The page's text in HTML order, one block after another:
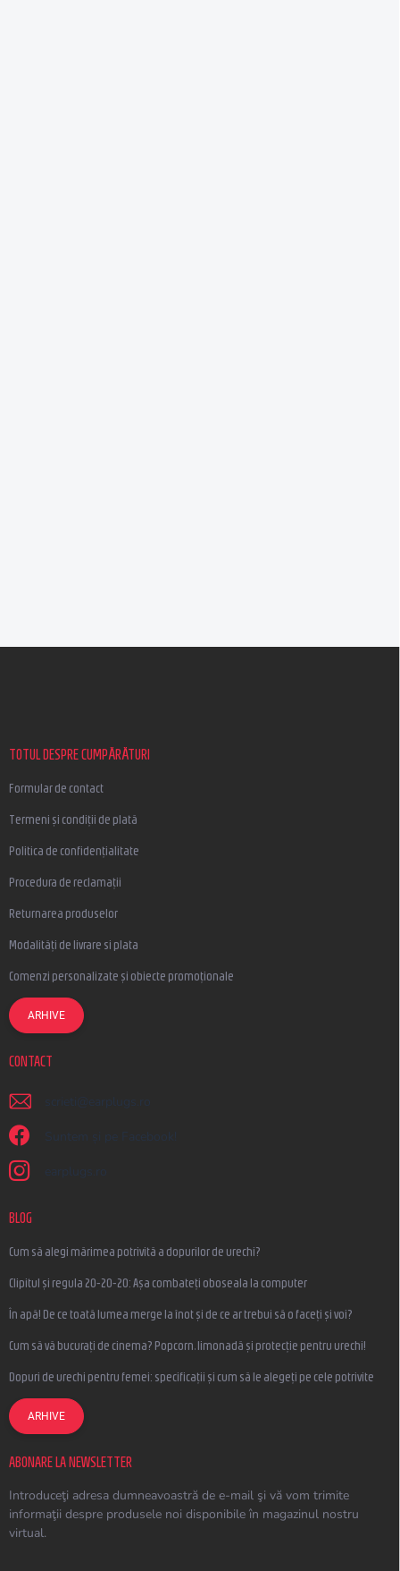
TOTUL DESPRE CUMPĂRĂTURI
Formular de contact
Termeni și condiții de plată
Politica de confidențialitate
Procedura de reclamații
Returnarea produselor
Modalități de livrare si plata
Comenzi personalizate și obiecte promoționale
ARHIVE
CONTACT
scrieti @ earplugs.ro
Suntem și pe Facebook!
earplugs.ro
BLOG
Cum să alegi mărimea potrivită a dopurilor de urechi?
Clipitul și regula 20-20-20: Așa combateți oboseala la computer
În apă! De ce toată lumea merge la înot și de ce ar trebui să o faceți și voi?
Cum să vă bucurați de cinema? Popcorn, limonadă și protecție pentru urechi!
Dopuri de urechi pentru femei: specificații și cum să le alegeți pe cele potrivite
ARHIVE
ABONARE LA NEWSLETTER
Introduceţi adresa dumneavoastră de e-mail şi vă vom trimite
informaţii despre produsele noi disponibile în magazinul nostru
virtual.